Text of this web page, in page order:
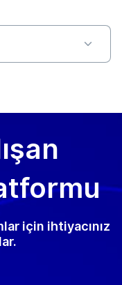
için ihtiyacınız